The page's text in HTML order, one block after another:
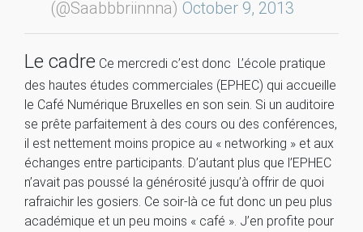
(@Saabbbriinnna) October 9, 2013
Le cadre Ce mercredi c’est donc L’école pratique
des hautes études commerciales (EPHEC) qui accueille
le Café Numérique Bruxelles en son sein. Si un auditoire
se prête parfaitement à des cours ou des conférences,
il est nettement moins propice au « networking » et aux
échanges entre participants. D’autant plus que l’EPHEC
n’avait pas poussé la générosité jusqu’à offrir de quoi
rafraichir les gosiers. Ce soir-là ce fut donc un peu plus
académique et un peu moins « café ». J’en profite pour